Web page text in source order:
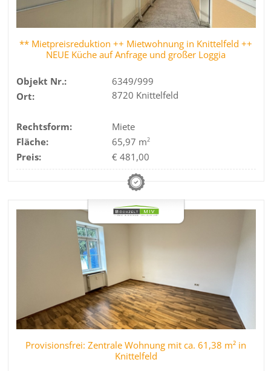
** Mietpreisreduktion ++ Mietwohnung in Knittelfeld ++
NEUE Küche auf Anfrage und großer Loggia
Objekt Nr.:
6349/999
Ort:
8720 Knittelfeld
Rechtsform:
Miete
Fläche:
65,97 m2
Preis: € 481,00
Provisionsfrei: Zentrale Wohnung mit ca. 61,38 m² in
Knittelfeld